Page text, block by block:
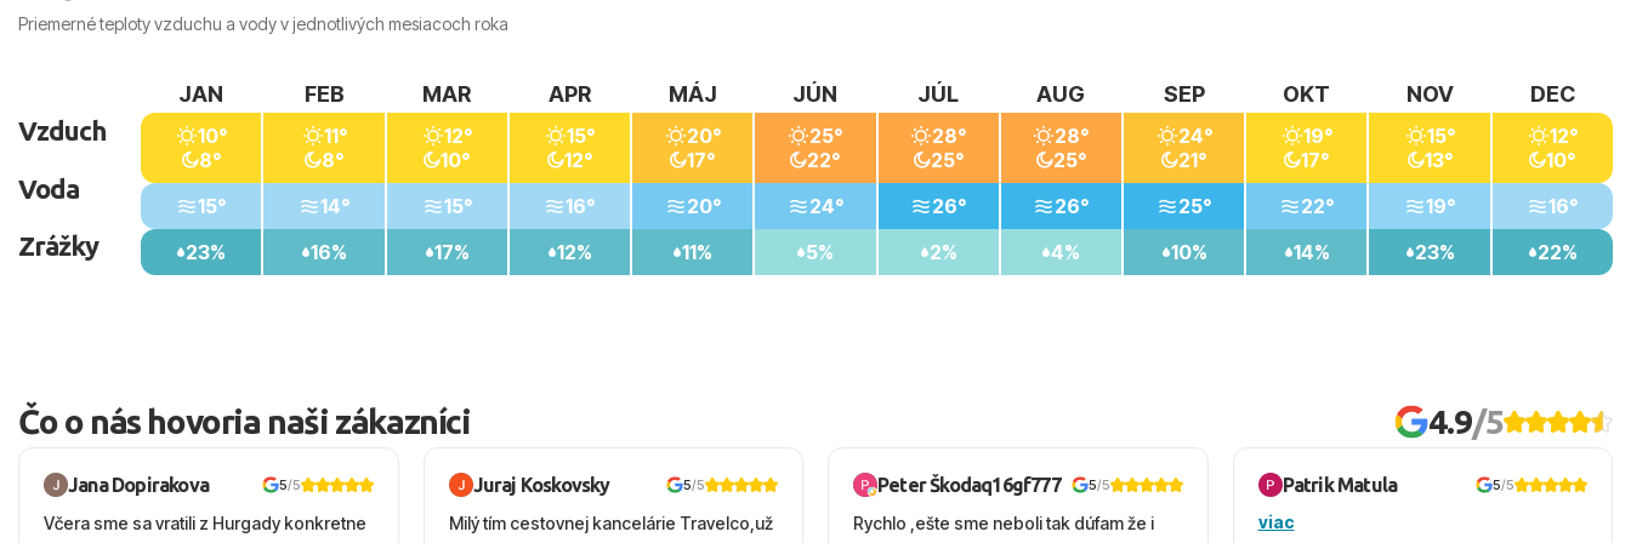
Priemerné teploty vzduchu a vody v jednotlivých mesiacoch roka
Vzduch
Voda
Zrážky
JAN
10°
8°
15°
23%
FEB
11°
8°
14°
16%
MAR
12°
10°
15°
17%
APR
15°
12°
16°
12%
MÁJ
20°
17°
20°
11%
JÚN
25°
22°
24°
5%
JÚL
28°
25°
26°
2%
AUG
28°
25°
26°
4%
SEP
24°
21°
25°
10%
OKT
19°
17°
22°
14%
NOV
15°
13°
19°
23%
DEC
12°
10°
16°
22%
Čo o nás hovoria naši zákazníci 4.9/5
Jana Dopirakova 5/5
Včera sme sa vratili z Hurgady konkretne
Juraj Koskovsky 5/5
Milý tím cestovnej kancelárie Travelco,už
Peter Škodaq16gf777 5/5
Rychlo ,ešte sme neboli tak dúfam že i
Patrik Matula 5/5
viac